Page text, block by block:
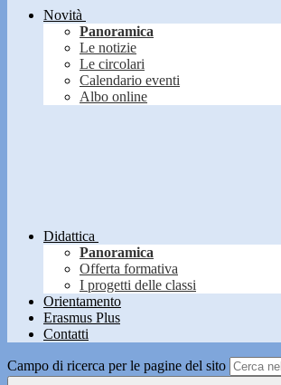
Novità
Panoramica
Le notizie
Le circolari
Calendario eventi
Albo online
Didattica
Panoramica
Offerta formativa
I progetti delle classi
Orientamento
Erasmus Plus
Contatti
Campo di ricerca per le pagine del sito